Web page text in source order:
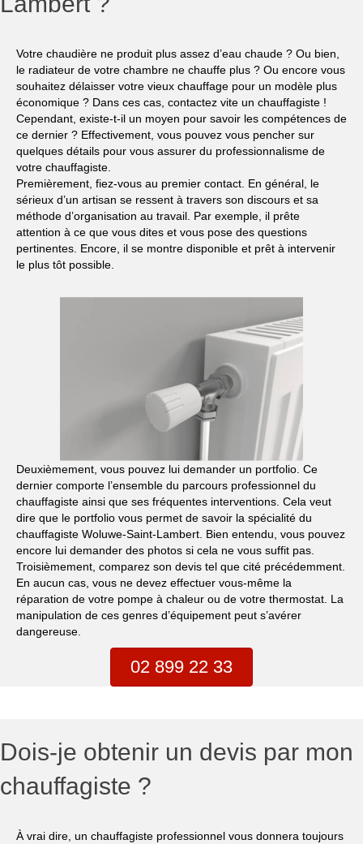
Votre chaudière ne produit plus assez d’eau chaude ? Ou bien,
le radiateur de votre chambre ne chauffe plus ? Ou encore vous
souhaitez délaisser votre vieux chauffage pour un modèle plus
économique ? Dans ces cas, contactez vite un chauffagiste !
Cependant, existe-t-il un moyen pour savoir les compétences de
ce dernier ? Effectivement, vous pouvez vous pencher sur
quelques détails pour vous assurer du professionnalisme de
votre chauffagiste.
Premièrement, fiez-vous au premier contact. En général, le
sérieux d’un artisan se ressent à travers son discours et sa
méthode d’organisation au travail. Par exemple, il prête
attention à ce que vous dites et vous pose des questions
pertinentes. Encore, il se montre disponible et prêt à intervenir
le plus tôt possible.
Deuxièmement, vous pouvez lui demander un portfolio. Ce
dernier comporte l’ensemble du parcours professionnel du
chauffagiste ainsi que ses fréquentes interventions. Cela veut
dire que le portfolio vous permet de savoir la spécialité du
chauffagiste Woluwe-Saint-Lambert. Bien entendu, vous pouvez
encore lui demander des photos si cela ne vous suffit pas.
Troisièmement, comparez son devis tel que cité précédemment.
En aucun cas, vous ne devez effectuer vous-même la
réparation de votre pompe à chaleur ou de votre thermostat. La
manipulation de ces genres d’équipement peut s’avérer
dangereuse.
02 899 22 33
Dois-je obtenir un devis par mon
chauffagiste ?
À vrai dire, un chauffagiste professionnel vous donnera toujours